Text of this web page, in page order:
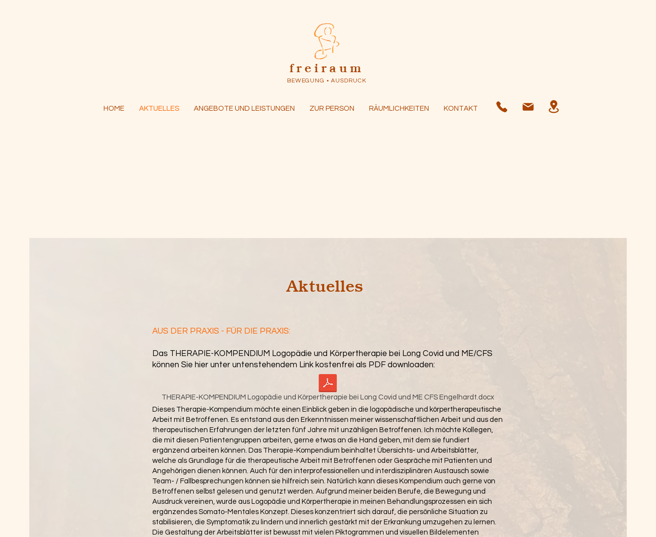
freiraum
BEWEGUNG • AUSDRUCK
HOME AKTUELLES ANGEBOTE UND LEISTUNGEN ZUR PERSON RÄUMLICHKEITEN KONTAKT
Aktuelles
AUS DER PRAXIS - FÜR DIE PRAXIS:
Das THERAPIE-KOMPENDIUM Logopädie und Körpertherapie bei Long Covid und ME/CFS
können Sie hier unter untenstehendem Link kostenfrei als PDF downloaden:
Dieses Therapie-Kompendium möchte einen Einblick geben in die logopädische und körpertherapeutische
Arbeit mit Betroffenen. Es entstand aus den Erkenntnissen meiner wissenschaftlichen Arbeit und aus den
therapeutischen Erfahrungen der letzten fünf Jahre mit unzähligen Betroffenen. Ich möchte Kollegen,
die mit diesen Patientengruppen arbeiten, gerne etwas an die Hand geben, mit dem sie fundiert
ergänzend arbeiten können. Das Therapie-Kompendium beinhaltet Übersichts- und Arbeitsblätter,
welche als Grundlage für die therapeutische Arbeit mit Betroffenen oder Gespräche mit Patienten und
Angehörigen dienen können. Auch für den interprofessionellen und interdisziplinären Austausch sowie
Team- / Fallbesprechungen können sie hilfreich sein. Natürlich kann dieses Kompendium auch gerne von
Betroffenen selbst gelesen und genutzt werden. Aufgrund meiner beiden Berufe, die Bewegung und
Ausdruck vereinen, wurde aus Logopädie und Körpertherapie in meinen Behandlungsprozessen ein sich
ergänzendes Somato-Mentales Konzept. Dieses konzentriert sich darauf, die persönliche Situation zu
stabilisieren, die Symptomatik zu lindern und innerlich gestärkt mit der Erkrankung umzugehen zu lernen.
Die Gestaltung der Arbeitsblätter ist bewusst mit vielen Piktogrammen und visuellen Bildelementen
THERAPIE-KOMPENDIUM Logopädie und Körpertherapie bei Long Covid und ME CFS Engelhardt.docx